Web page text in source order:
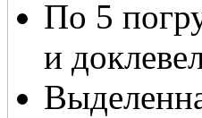
По 5
и